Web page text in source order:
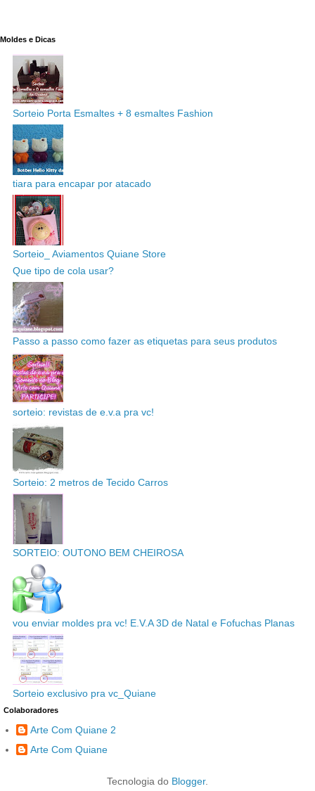
Moldes e Dicas
Sorteio Porta Esmaltes + 8 esmaltes Fashion
tiara para encapar por atacado
Sorteio_ Aviamentos Quiane Store
Que tipo de cola usar?
Passo a passo como fazer as etiquetas para seus produtos
sorteio: revistas de e.v.a pra vc!
Sorteio: 2 metros de Tecido Carros
SORTEIO: OUTONO BEM CHEIROSA
vou enviar moldes pra vc! E.V.A 3D de Natal e Fofuchas Planas
Sorteio exclusivo pra vc_Quiane
Colaboradores
Arte Com Quiane 2
Arte Com Quiane
Tecnologia do Blogger.